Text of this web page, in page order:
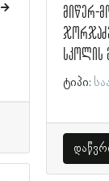
მიწერ-
სკოლის
ტიპი: